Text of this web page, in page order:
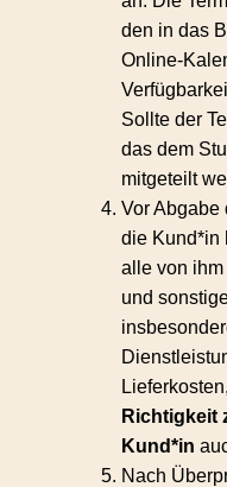
den in das
Online-
Sollte der
das dem
mitgeteilt
Vor Abgabe
die Kund*in
alle von
und
Richtigkeit
Kund*in
Nach